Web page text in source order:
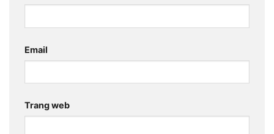
Email
Trang web